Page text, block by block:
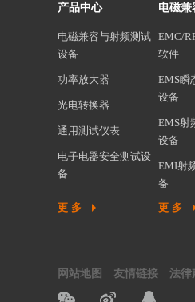
产品中心
电磁兼容与射频测试
设备
功率放大器
光电转换器
通用测试仪表
电子电器安全测试设
备
电源与负载
更多
电磁兼
EMC/
软件
EMS瞬
设备
EMS射
设备
EMI射
备
谐波闪
能测试
更多
网站地图 友情链接 法律